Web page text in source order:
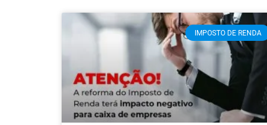
IMPOSTO DE RENDA